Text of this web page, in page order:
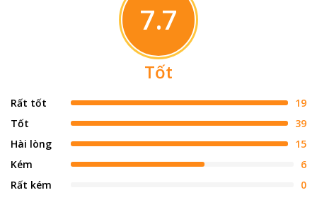
7.7
Tốt
Rất tốt
19
Tốt
39
Hài lòng
15
Kém
6
Rất kém
0